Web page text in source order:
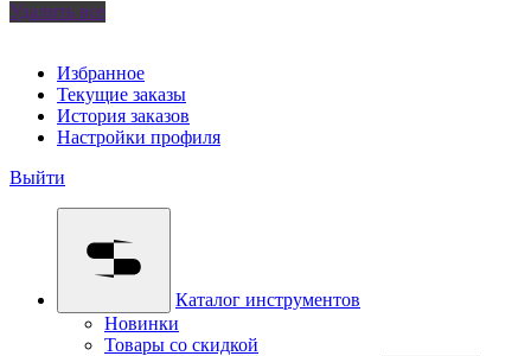
Удалить все
Избранное
Текущие заказы
История заказов
Настройки профиля
Выйти
Каталог инструментов
Новинки
Товары со скидкой